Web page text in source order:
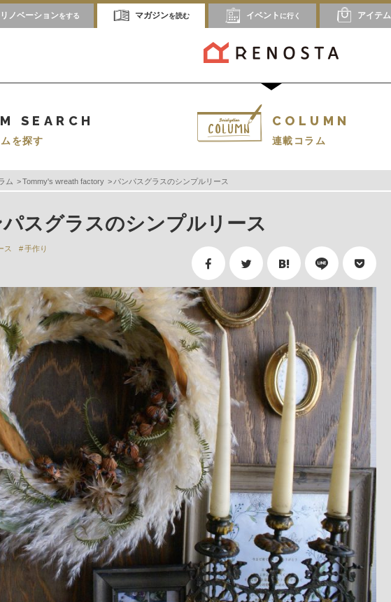
リノベーションをする マガジンを読む イベント に行く アイテム
SEARCH
を探す
COLUMN
連載コラム
ム Tommy's wreath factory パンパスグラスのシンプルリース
スグラスのシンプルリース
ス 手作り